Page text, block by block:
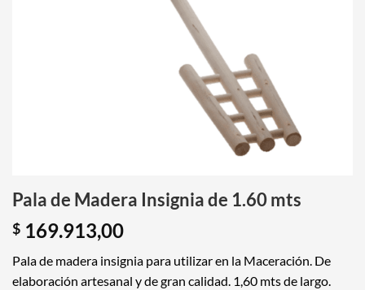
Pala de Madera Insignia de 1.60 mts
$ 169.913,00
Pala de madera insignia para utilizar en la Maceración. De
elaboración artesanal y de gran calidad. 1,60 mts de largo.